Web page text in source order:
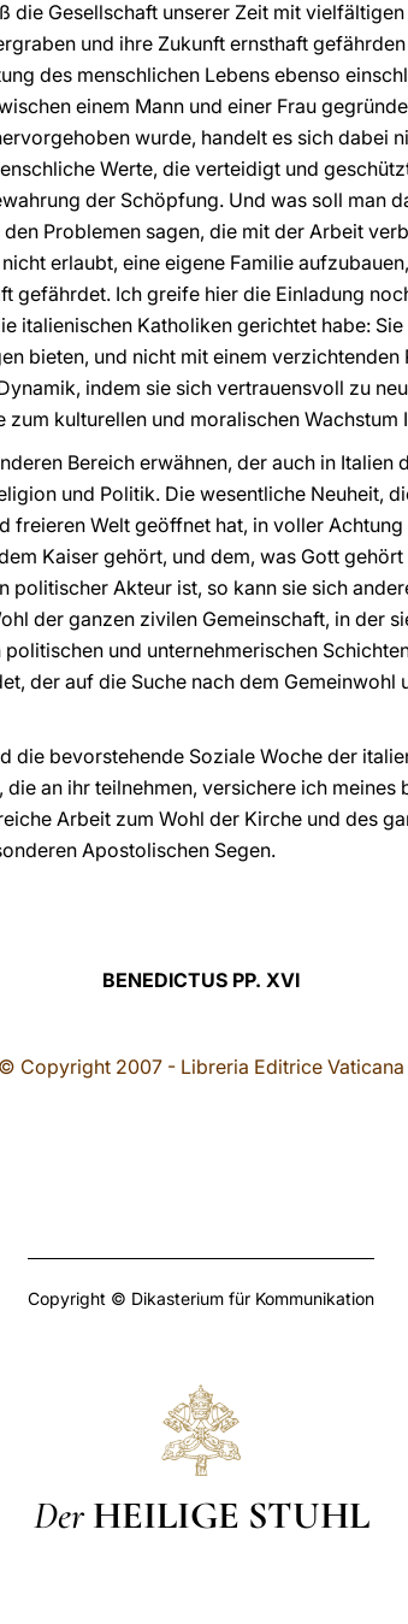
die Gesellschaft unserer Zeit mit
und ihre Zukunft ernsthaft
des menschlichen Lebens ebenso
einem Mann und einer Frau
wurde, handelt es sich dabei
Werte, die verteidigt und
der Schöpfung. Und was soll man
Problemen sagen, die mit der Arbeit
erlaubt, eine eigene Familie
gefährdet. Ich greife hier die Einladung
italienischen Katholiken gerichtet habe:
bieten, und nicht mit einem verzichtenden
indem sie sich vertrauensvoll zu
zum kulturellen und moralischen Wachstum
Bereich erwähnen, der auch in Italien
und Politik. Die wesentliche Neuheit,
freieren Welt geöffnet hat, in voller
Kaiser gehört, und dem, was Gott
politischer Akteur ist, so kann sie sich
der ganzen zivilen Gemeinschaft, in der
und unternehmerischen
der auf die Suche nach dem
die bevorstehende Soziale Woche der
an ihr teilnehmen, versichere ich meines
Arbeit zum Wohl der Kirche und des
Apostolischen Segen.
BENEDICTUS PP. XVI
© Copyright 2007 - Libreria Editrice Vaticana
Copyright © Dikasterium für Kommunikation
Der HEILIGE STUHL